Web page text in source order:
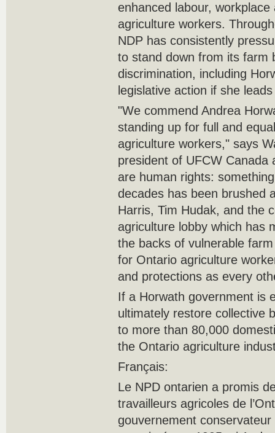
enhanced labour,
agriculture workers.
NDP has consistently
to stand down from its farm
discrimination, including
legislative action if she
"We commend Andrea
standing up for full and
agriculture workers," says
president of UFCW Canada
are human rights:
decades has been brushed
Harris, Tim Hudak, and the
agriculture lobby which has
the backs of vulnerable
for Ontario agriculture
and protections as every
If a Horwath government is
ultimately restore collective
to more than 80,000
the Ontario agriculture
Français:
Le NPD ontarien a promis
travailleurs agricoles de
gouvernement